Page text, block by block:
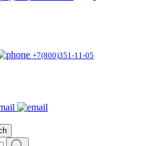
+7(800)351-11-05